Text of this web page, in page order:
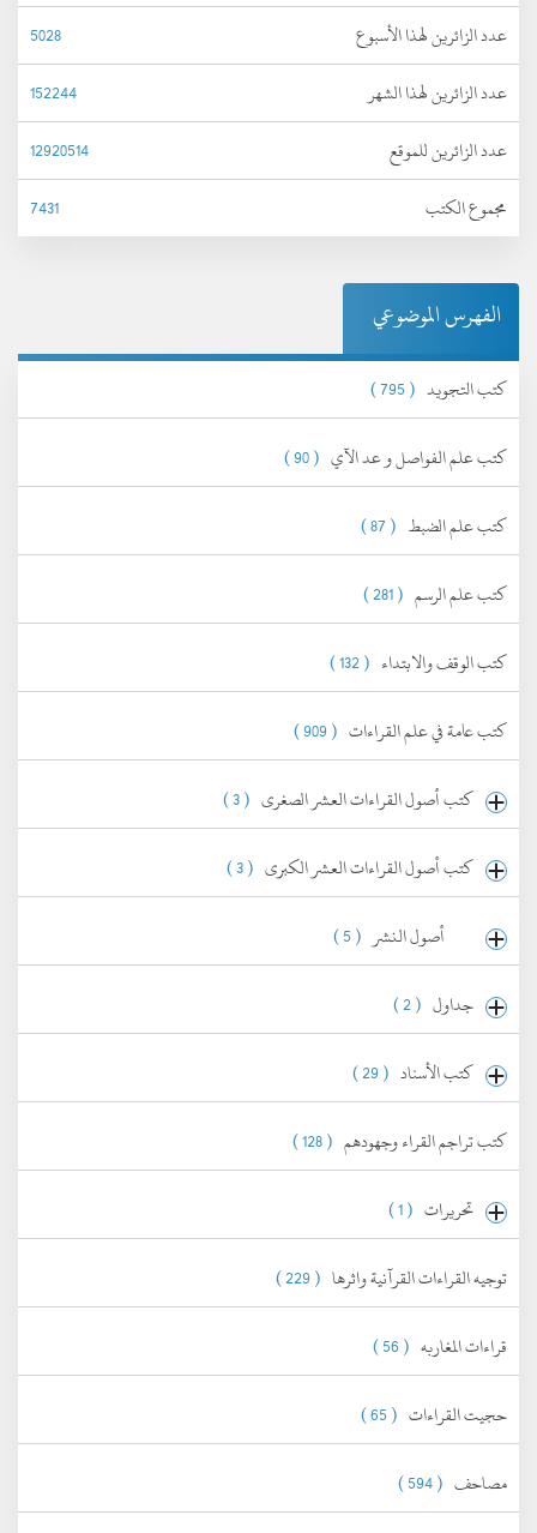
عدد الزائرين لهذا الأسبوع
5028
عدد الزائرين لهذا الشهر
152244
عدد الزائرين للموقع
12920514
مجموع الكتب
7431
الفهرس الموضوعي
كتب التجويد ( 795 )
كتب علم الفواصل و عد الآي ( 90 )
كتب علم الضبط ( 87 )
كتب علم الرسم ( 281 )
كتب الوقف والابتداء ( 132 )
كتب عامة في علم القراءات ( 909 )
كتب أصول القراءات العشر الصغرى ( 3 )
كتب أصول القراءات العشر الكبرى ( 3 )
أصول النشر ( 5 )
جداول ( 2 )
كتب الأسناد ( 29 )
كتب تراجم القراء وجهودهم ( 128 )
تحريرات ( 1 )
توجيه القراءات القرآنية واثرها ( 229 )
قراءات المغاربه ( 56 )
حجيت القراءات ( 65 )
مصاحف ( 594 )